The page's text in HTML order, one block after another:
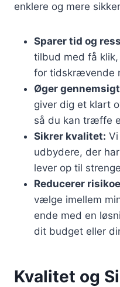
enklere og mere
Sparer tid og
tilbud med få
for tidskrævende
Øger
giver dig et klart
så du kan træffe
Sikrer kvalitet:
udbydere, der
lever op til
Reducerer
vælge imellem
ende med en
dit budget eller
Kvalitet og